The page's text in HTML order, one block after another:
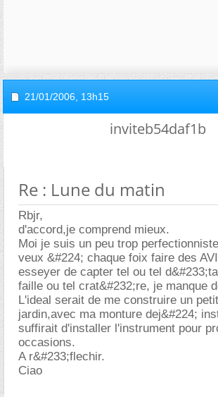
21/01/2006, 13h15
inviteb54daf1b
Re : Lune du matin
Rbjr,
d'accord,je comprend mieux.
Moi je suis un peu trop
veux &#224; chaque foix faire des
esseyer de capter tel ou tel
faille ou tel crat&#232;re, je manque
L'ideal serait de me construire un
jardin,avec ma monture dej&#224;
suffirait d'installer l'instrument pour
occasions.
A r&#233;flechir.
Ciao